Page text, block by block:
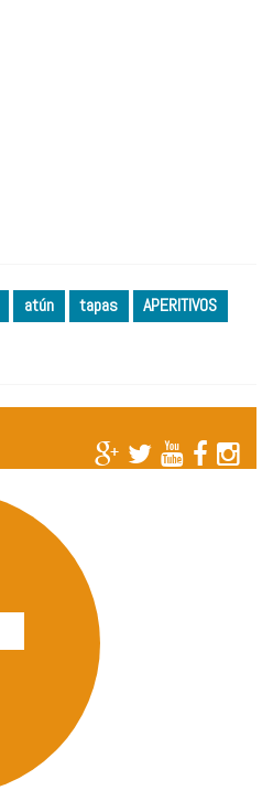
atún tapas
APERITIVOS